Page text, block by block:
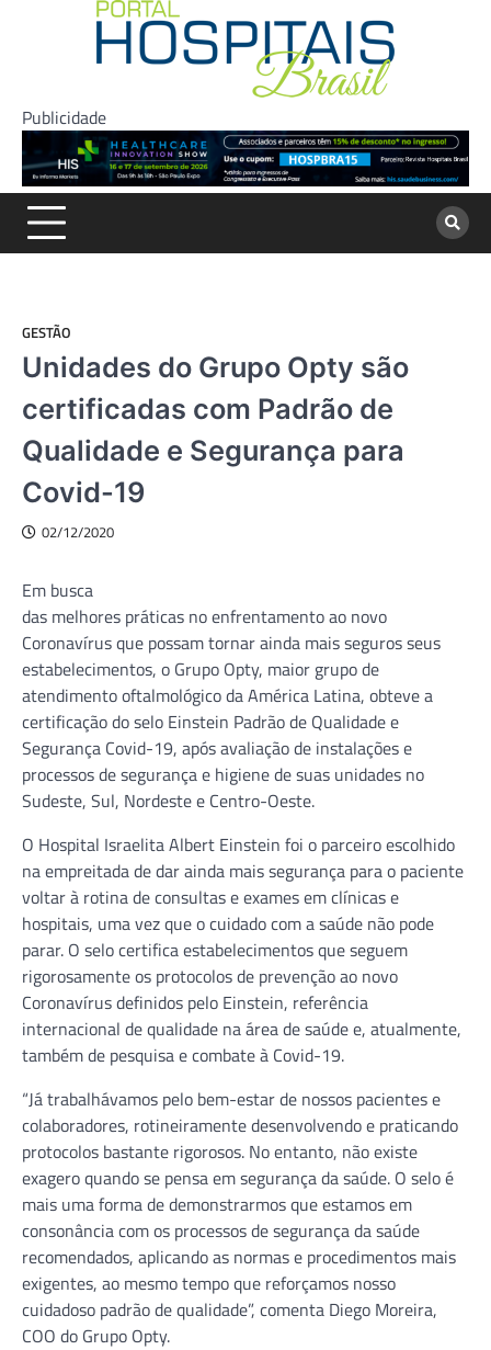
Publicidade
GESTÃO
Unidades do Grupo Opty são
certificadas com Padrão de
Qualidade e Segurança para
Covid-19
02/12/2020
Em busca
das melhores práticas no enfrentamento ao novo
Coronavírus que possam tornar ainda mais seguros seus
estabelecimentos, o Grupo Opty, maior grupo de
atendimento oftalmológico da América Latina, obteve a
certificação do selo Einstein Padrão de Qualidade e
Segurança Covid-19, após avaliação de instalações e
processos de segurança e higiene de suas unidades no
Sudeste, Sul, Nordeste e Centro-Oeste.
O Hospital Israelita Albert Einstein foi o parceiro escolhido
na empreitada de dar ainda mais segurança para o paciente
voltar à rotina de consultas e exames em clínicas e
hospitais, uma vez que o cuidado com a saúde não pode
parar. O selo certifica estabelecimentos que seguem
rigorosamente os protocolos de prevenção ao novo
Coronavírus definidos pelo Einstein, referência
internacional de qualidade na área de saúde e, atualmente,
também de pesquisa e combate à Covid-19.
“Já trabalhávamos pelo bem-estar de nossos pacientes e
colaboradores, rotineiramente desenvolvendo e praticando
protocolos bastante rigorosos. No entanto, não existe
exagero quando se pensa em segurança da saúde. O selo é
mais uma forma de demonstrarmos que estamos em
consonância com os processos de segurança da saúde
recomendados, aplicando as normas e procedimentos mais
exigentes, ao mesmo tempo que reforçamos nosso
cuidadoso padrão de qualidade”, comenta Diego Moreira,
COO do Grupo Opty.